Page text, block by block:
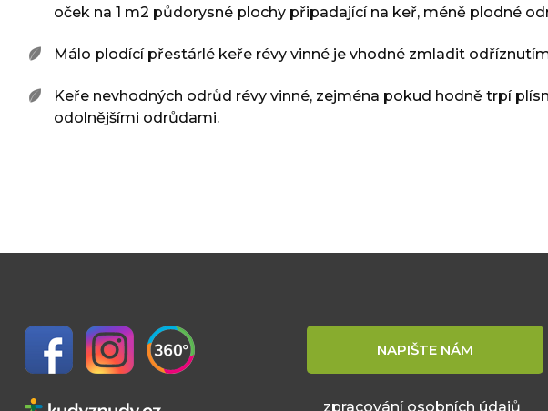
oček na 1 m2 půdorysné plochy připadající na keř, méně plodné
Málo plodící přestárlé keře révy vinné je vhodné zmladit
Keře nevhodných odrůd révy vinné, zejména pokud hodně trpí
odolnějšími odrůdami.
NAPIŠTE NÁM
zpracování osobních údajů